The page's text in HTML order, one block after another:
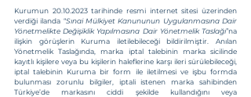
Kurumun 20.10.2023 tarihinde resmi internet sitesi üzerinden
verdiği ilanda “Sınai Mülkiyet Kanununun Uygulanmasına Dair
Yönetmelikte Değişiklik Yapılmasına Dair Yönetmelik Taslağı”na
ilişkin görüşlerin Kuruma iletilebileceği bildirilmiştir. Anılan
Yönetmelik Taslağında, marka iptal talebinin marka sicilinde
kayıtlı kişilere veya bu kişilerin haleflerine karşı ileri sürülebileceği,
iptal talebinin Kuruma bir form ile iletilmesi ve işbu formda
bulunması zorunlu bilgiler, iptali istenen marka sahibinden
Türkiye’de markasını ciddi şekilde kullandığını veya